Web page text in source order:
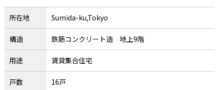
所在地 Sumida-ku,Tokyo
構造 鉄筋コンクリート造 地上9階
用途 賃貸集合住宅
戸数 16戸